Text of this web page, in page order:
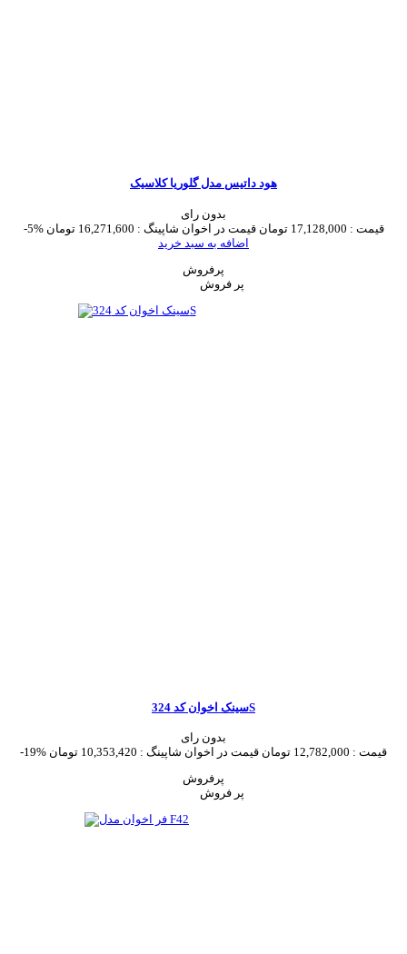
هود داتیس مدل گلوریا کلاسیک
بدون رای
-5%
قیمت : 17,128,000 تومان قیمت در اخوان شاپینگ : 16,271,600 تومان
اضافه به سبد خرید
پرفروش
سینک اخوان کد 324S
بدون رای
-19%
قیمت : 12,782,000 تومان قیمت در اخوان شاپینگ : 10,353,420 تومان
پرفروش